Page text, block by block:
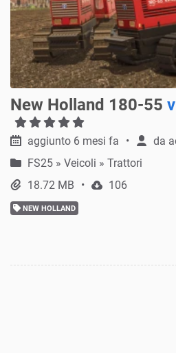
New Holland 180-55
aggiunto 6 mesi fa da
FS25 » Veicoli » Trattori
18.72 MB
106
NEW HOLLAND